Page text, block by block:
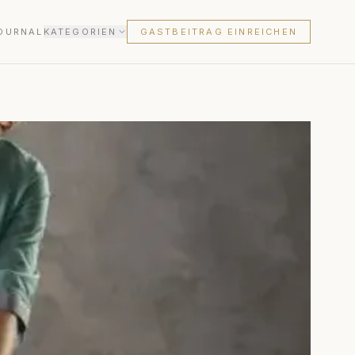
KATEGORIEN GASTBEITRAG EINREICHEN